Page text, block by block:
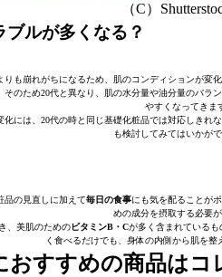
（C）
ルが多くなる？
りも崩れがちになるため、肌のコンディションが
のため20代と異なり、肌の水分量や油分量のバ
やすくなってきま
には、20代の時と同じ基礎化粧品では対応しきれ
も検討してみてはいかがで
品の見直しに加えて毎日の食事にも気を配ることが
めの成分を摂取する必要が
、美肌のためのビタミンB・Cが多く含まれている
く食べるだけでも、身体の内側から肌を整
おすすめの商品はコ